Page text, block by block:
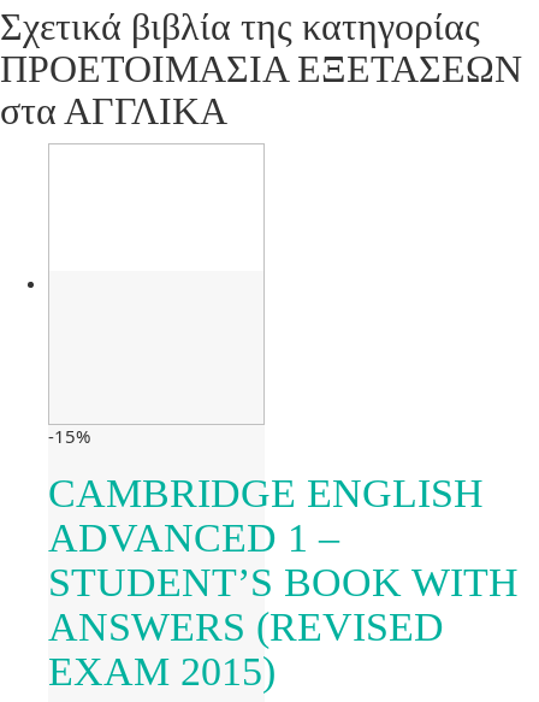
Σχετικά βιβλία της κατηγορίας
ΠΡΟΕΤΟΙΜΑΣΙΑ ΕΞΕΤΑΣΕΩΝ
στα ΑΓΓΛΙΚΑ
-15%
CAMBRIDGE ENGLISH
ADVANCED 1 –
STUDENT’S BOOK WITH
ANSWERS (REVISED
EXAM 2015)